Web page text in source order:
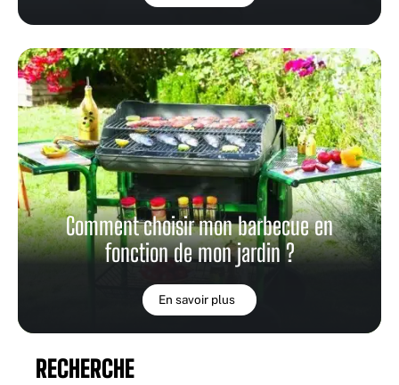
Comment choisir mon barbecue en
fonction de mon jardin ?
En savoir plus
RECHERCHE